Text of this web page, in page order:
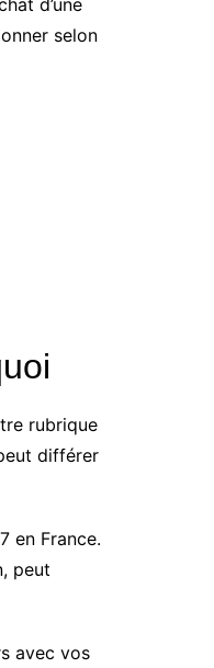
d’une
selon
rubrique
différer
en France.
peut
avec vos